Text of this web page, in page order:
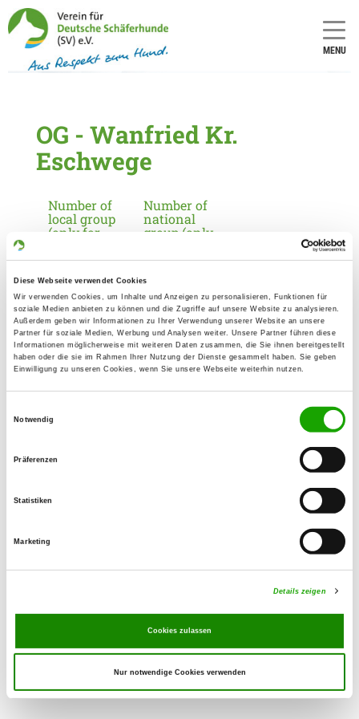
Diese Webseite verwendet Cookies
Wir verwenden Cookies, um Inhalte und Anzeigen zu personalisieren, Funktionen für
soziale Medien anbieten zu können und die Zugriffe auf unsere Website zu analysieren.
Außerdem geben wir Informationen zu Ihrer Verwendung unserer Website an unsere
Partner für soziale Medien, Werbung und Analysen weiter. Unsere Partner führen diese
Informationen möglicherweise mit weiteren Daten zusammen, die Sie ihnen bereitgestellt
haben oder die sie im Rahmen Ihrer Nutzung der Dienste gesammelt haben. Sie geben
Einwilligung zu unseren Cookies, wenn Sie unsere Webseite weiterhin nutzen.
Notwendig
Präferenzen
Statistiken
Marketing
Details zeigen
Cookies zulassen
Nur notwendige Cookies verwenden
MENU
OG - Wanfried Kr.
Eschwege
Number of
local group
(only for
in
Germany):
1051
Number of
national
group (only
applicants
Germany):
9
Information about the local group
Mittelgasse 31
Training ground:
37281 Wanfried